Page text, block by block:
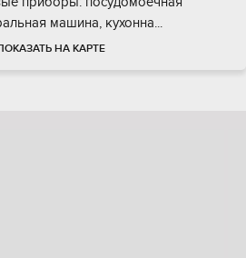
машина, кухонна...
НА КАРТЕ